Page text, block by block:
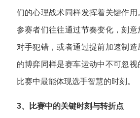
们的心理战术同样发挥着关键作用
参赛者们往往通过节奏变化，刻
对手犯错，或者通过提前加速制造
的博弈同样是赛车运动中不可忽
比赛中最能体现选手智慧的时刻。
3、比赛中的关键时刻与转折点